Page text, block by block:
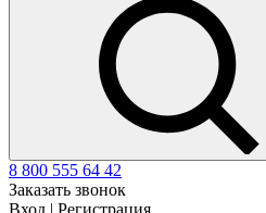
8 800 555 64 42
Заказать звонок
Вход | Регистрация